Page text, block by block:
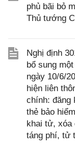
phủ bãi bỏ
Thủ tướng
Nghị định
bổ sung
ngày 10/6/
hiện liên
chính: đăng
thẻ bảo
khai tử, xóa
táng phí, tử